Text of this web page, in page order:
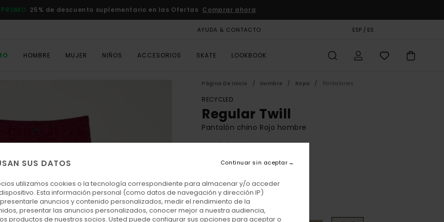
PROMO 25% de descuento suplementario en las Ofertas Comprar ahora
AYUDA & CONTACTO ESP / ES
HOMBRE MUJER NIÑOS ACCESORIOS SKATE LOOKBOOK
Página De Inicio Hombre Ropa Pantalones
RECYCLED
Regular Twill
Pantalón chino Rojo hombre
4.6
ECO-BONUS
ColorZinfandel
SUS DATOS
utilizamos cookies o la tecnología correspondiente para almacenar y/o acceder
Esta información personal (como datos de navegación y dirección IP)
anuncios y contenido personalizados, medir el rendimiento de la
presentar las anuncios personalizados, conocer mejor a nuestra audiencia,
productos de nuestros socios. Usted puede configurar sus opciones para aceptar o
Continuar sin aceptar